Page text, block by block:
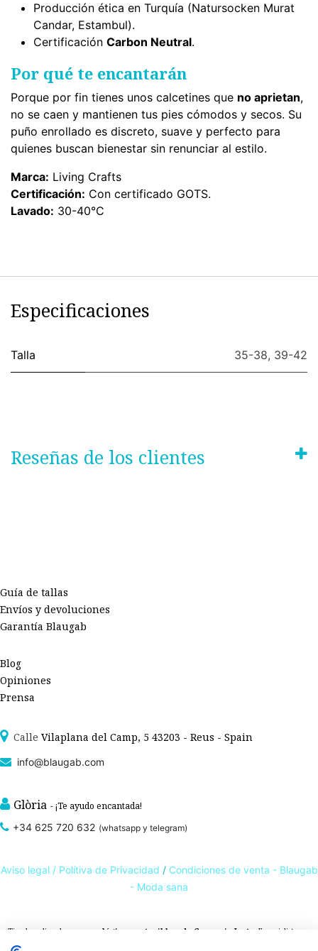
Producción ética en Turquía (Natursocken Murat
Candar, Estambul).
Certificación Carbon Neutral.
Por qué te encantarán
Porque por fin tienes unos calcetines que no aprietan,
no se caen y mantienen tus pies cómodos y secos. Su
puño enrollado es discreto, suave y perfecto para
quienes buscan bienestar sin renunciar al estilo.
Marca: Living Crafts
Certificación: Con certificado GOTS.
Lavado: 30-40°C
Especificaciones
Talla 35-38, 39-42
Reseñas de los clientes
Guía de tallas
Envíos y devoluciones
Garantía Blaugab
Blog
Opiniones
Prensa
Calle Vilaplana del Camp, 5 43203 - Reus - Spain
info@blaugab.com
Glòria - ¡Te ayudo encantada!
+34 625 720 632 (whatsapp y telegram)
Aviso legal / Polítiva de Privacidad / Condiciones de venta - Blaugab
- Moda sana
Tienda online de ropa ecológica, sostenible y de Comercio Justo
. Especialistas en
ropa interior de algodón orgánico,